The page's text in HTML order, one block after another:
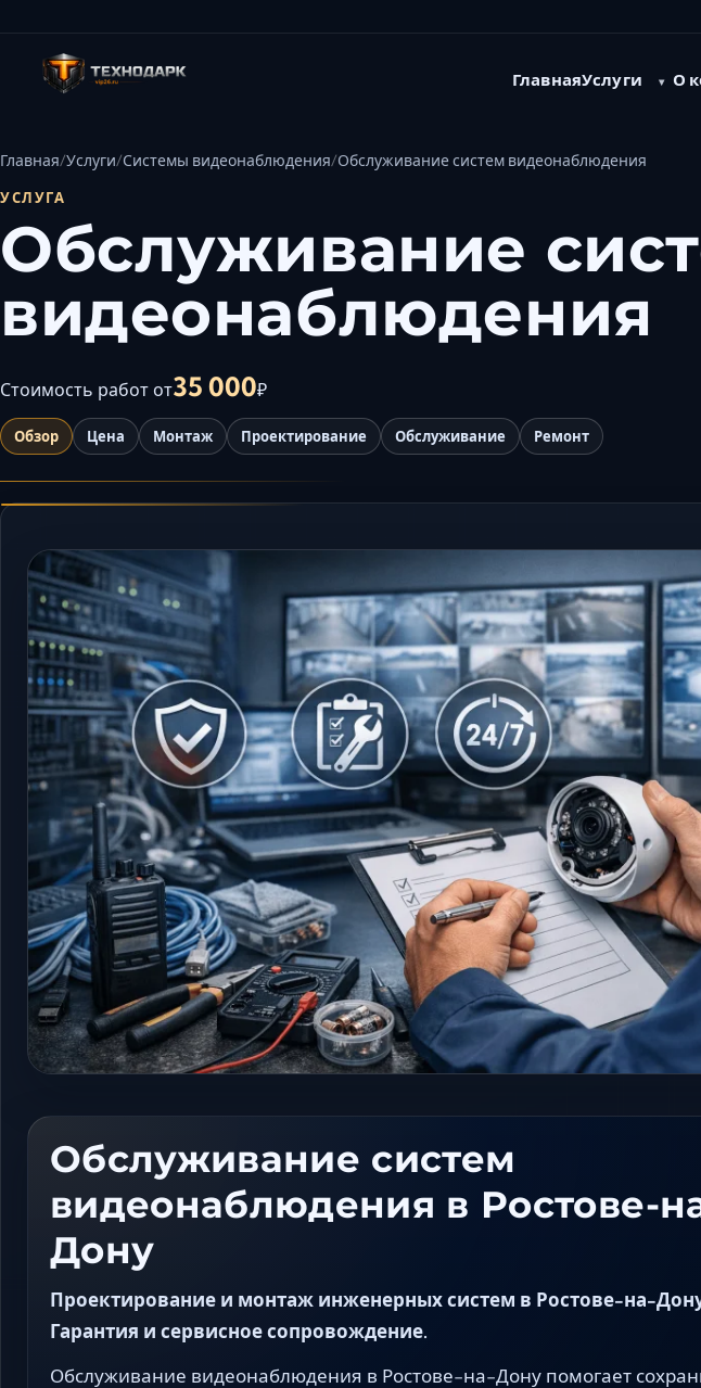
ГлавнаяУслуги О
Главная Услуги Системы видеонаблюдения Обслуживание систем видеонаблюдения
УСЛУГА
Обслуживание
видеонаблюдения
Стоимость работ от35 000₽
Обзор Цена Монтаж Проектирование Обслуживание Ремонт
Обслуживание систем
видеонаблюдения в Ростове-
Дону
Проектирование и монтаж инженерных систем в Ростове-на-
Гарантия и сервисное сопровождение.
Обслуживание видеонаблюдения в Ростове-на-Дону помогает